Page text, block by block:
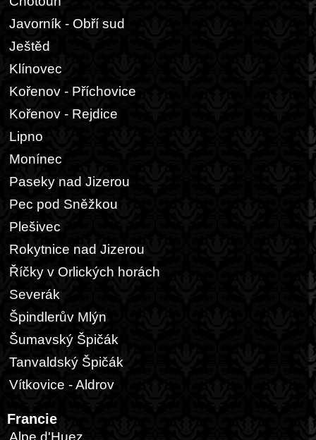
Javorník - Obří sud
Ještěd
Klínovec
Kořenov - Příchovice
Kořenov - Rejdice
Lipno
Monínec
Paseky nad Jizerou
Pec pod Sněžkou
Plešivec
Rokytnice nad Jizerou
Říčky v Orlických horách
Severák
Špindlerův Mlýn
Šumavský Špičák
Tanvaldský Špičák
Vítkovice - Aldrov
Francie
Alpe d'Huez